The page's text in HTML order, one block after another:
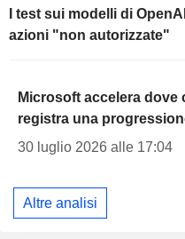
I test sui modelli di
azioni "non autorizzate"
Microsoft accelera dove
registra una
30 luglio 2026 alle 17:04
Altre analisi